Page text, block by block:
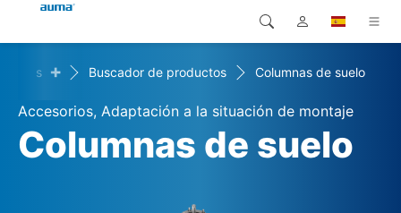
Productos
Soluciones
Global
Europa
Búsqueda
+ Buscador de productos Columnas de suelo
Accesorios, Adaptación a la situación de montaje
Columnas de suelo